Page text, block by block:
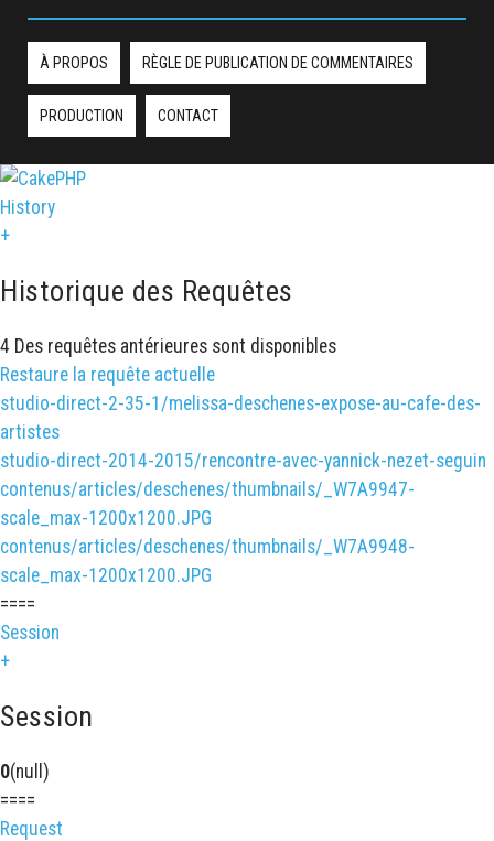
À PROPOS RÈGLE DE PUBLICATION DE COMMENTAIRES
PRODUCTION CONTACT
History
+
Historique des Requêtes
4 Des requêtes antérieures sont disponibles
Restaure la requête actuelle
studio-direct-2-35-1/melissa-deschenes-expose-au-cafe-des-
artistes
studio-direct-2014-2015/rencontre-avec-yannick-nezet-seguin
contenus/articles/deschenes/thumbnails/_W7A9947-
scale_max-1200x1200.JPG
contenus/articles/deschenes/thumbnails/_W7A9948-
scale_max-1200x1200.JPG
====
Session
+
Session
0(null)
====
Request